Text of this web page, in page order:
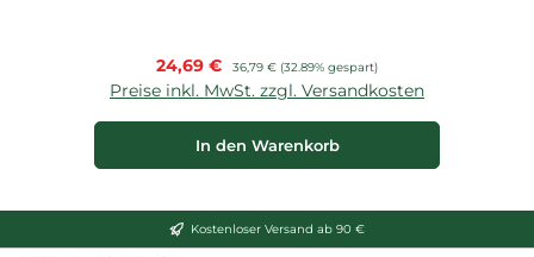
Verkaufspreis:
24,69 € Regulärer Preis:
36,79 € (32.89% gespart)
Preise inkl. MwSt. zzgl. Versandkosten
In den Warenkorb
Kostenloser Versand ab 90 €